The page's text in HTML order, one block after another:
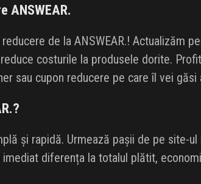
ANSWEAR.
de la ANSWEAR.! Actualizăm
costurile la produsele dorite.
sau cupon reducere pe care îl vei găsi
și rapidă. Urmează pașii de pe site-
diferența la totalul plătit,